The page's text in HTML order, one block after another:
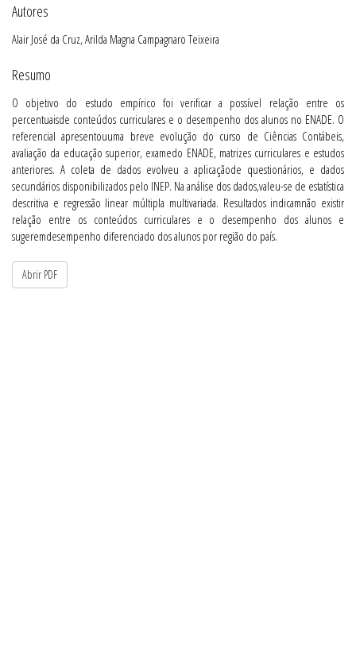
Autores
Alair José da Cruz, Arilda Magna Campagnaro Teixeira
Resumo
O objetivo do estudo empírico foi verificar a possível relação entre os
percentuaisde conteúdos curriculares e o desempenho dos alunos no ENADE. O
referencial apresentouuma breve evolução do curso de Ciências Contábeis,
avaliação da educação superior, examedo ENADE, matrizes curriculares e estudos
anteriores. A coleta de dados evolveu a aplicaçãode questionários, e dados
secundários disponibilizados pelo INEP. Na análise dos dados,valeu-se de estatística
descritiva e regressão linear múltipla multivariada. Resultados indicamnão existir
relação entre os conteúdos curriculares e o desempenho dos alunos e
sugeremdesempenho diferenciado dos alunos por região do país.
Abrir PDF